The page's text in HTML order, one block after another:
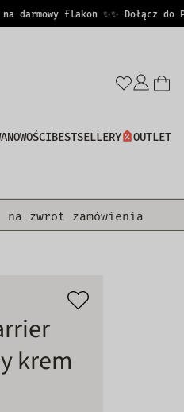
flakon ✨✨ Dołącz do
NOWOŚCIBESTSELLERY OUTLET
na zwrot zamówienia
krem